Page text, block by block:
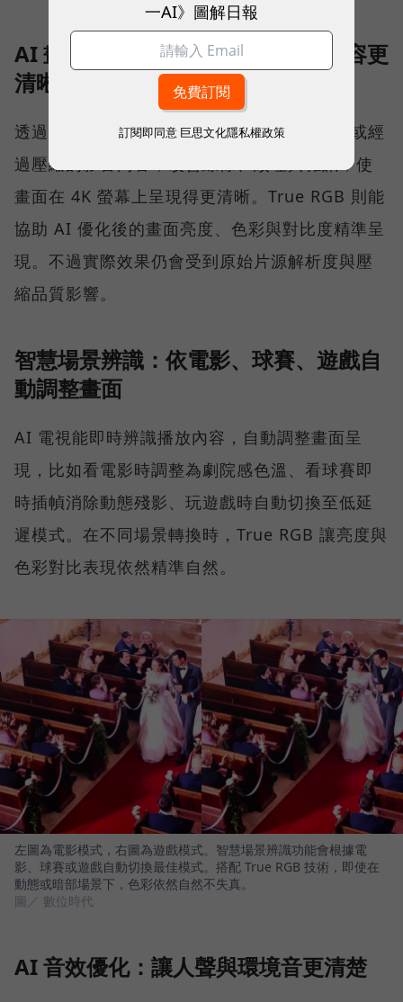
AI 畫質升頻與降噪：讓低解析度內容更
清晰
透過 AI 升頻與降噪技術，可分析解析度較低或經
過壓縮的影音內容，改善線條、紋理與雜訊，使
畫面在 4K 螢幕上呈現得更清晰。True RGB 則能
協助 AI 優化後的畫面亮度、色彩與對比度精準呈
現。不過實際效果仍會受到原始片源解析度與壓
縮品質影響。
智慧場景辨識：依電影、球賽、遊戲自
動調整畫面
AI 電視能即時辨識播放內容，自動調整畫面呈
現，比如看電影時調整為劇院感色溫、看球賽即
時插幀消除動態殘影、玩遊戲時自動切換至低延
遲模式。在不同場景轉換時，True RGB 讓亮度與
色彩對比表現依然精準自然。
左圖為電影模式，右圖為遊戲模式。智慧場景辨識功能會根據電
影、球賽或遊戲自動切換最佳模式。搭配 True RGB 技術，即使在
動態或暗部場景下，色彩依然自然不失真。
圖／ 數位時代
AI 音效優化：讓人聲與環境音更清楚
一AI》圖解日報
訂閱即同意 巨思文化隱私權政策